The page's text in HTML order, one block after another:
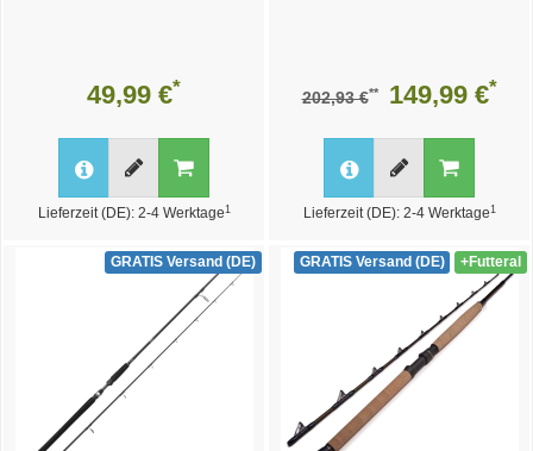
49,99 €*
Lieferzeit (DE): 2-4 Werktage 1
202,93 €** 149,99 €*
Lieferzeit (DE): 2-4 Werktage 1
GRATIS Versand (DE) GRATIS Versand (DE) +Futteral